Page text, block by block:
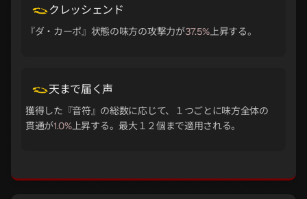
クレッシェンド
『ダ・カーポ』状態の味方の攻撃力が37.5%上昇する。
天まで届く声
獲得した『音符』の総数に応じて、１つごとに味方全体の
貫通が1.0%上昇する。最大１２個まで適用される。